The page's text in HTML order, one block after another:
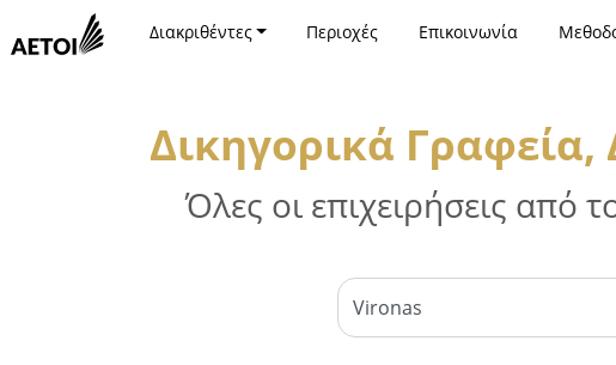
Διακριθέντες Περιοχές Επικοινωνία
Δικηγορικά
Όλες οι επιχειρήσεις από